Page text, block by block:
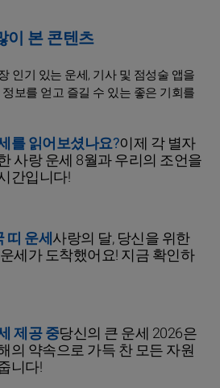
이 본 콘텐츠
인기 있는 운세, 기사 및 점성술 앱을
보를 얻고 즐길 수 있는 좋은 기회를
를 읽어보셨나요?이제 각 별자
사랑 운세 8월과 우리의 조언을
간입니다!
띠 운세사랑의 달, 당신을 위한
세가 도착했어요! 지금 확인하
제공 중당신의 큰 운세 2026은
의 약속으로 가득 찬 모든 자원
니다!